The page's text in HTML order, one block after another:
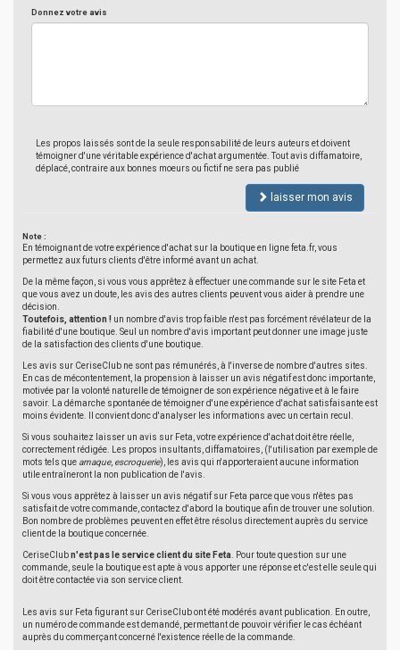
Donnez votre avis
Les propos laissés sont de la seule responsabilité de leurs auteurs et doivent
témoigner d'une véritable expérience d'achat argumentée. Tout avis diffamatoire,
déplacé, contraire aux bonnes moeurs ou fictif ne sera pas publié
laisser mon avis
Note :
En témoignant de votre expérience d'achat sur la boutique en ligne feta.fr, vous
permettez aux futurs clients d'être informé avant un achat.
De la même façon, si vous vous apprêtez à effectuer une commande sur le site Feta et
que vous avez un doute, les avis des autres clients peuvent vous aider à prendre une
décision.
Toutefois, attention ! un nombre d'avis trop faible n'est pas forcément révélateur de la
fiabilité d'une boutique. Seul un nombre d'avis important peut donner une image juste
de la satisfaction des clients d'une boutique.
Les avis sur CeriseClub ne sont pas rémunérés, à l'inverse de nombre d'autres sites.
En cas de mécontentement, la propension à laisser un avis négatif est donc importante,
motivée par la volonté naturelle de témoigner de son expérience négative et à le faire
savoir. La démarche spontanée de témoigner d'une expérience d'achat satisfaisante est
moins évidente. Il convient donc d'analyser les informations avec un certain recul.
Si vous souhaitez laisser un avis sur Feta, votre expérience d'achat doit être réelle,
correctement rédigée. Les propos insultants, diffamatoires, (l'utilisation par exemple de
mots tels que arnaque, escroquerie), les avis qui n'apporteraient aucune information
utile entraîneront la non publication de l'avis.
Si vous vous apprêtez à laisser un avis négatif sur Feta parce que vous n'êtes pas
satisfait de votre commande, contactez d'abord la boutique afin de trouver une solution.
Bon nombre de problèmes peuvent en effet être résolus directement auprès du service
client de la boutique concernée.
CeriseClubn'est pas le service client du site Feta . Pour toute question sur une
commande, seule la boutique est apte à vous apporter une réponse et c'est elle seule qui
doit être contactée via son service client.
Les avis sur Feta figurant sur CeriseClub ont été modérés avant publication. En outre,
un numéro de commande est demandé, permettant de pouvoir vérifier le cas échéant
auprès du commerçant concerné l'existence réelle de la commande.